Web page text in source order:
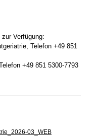
Verfügung:
Telefon +49 851
+49 851 5300-7793
03_WEB